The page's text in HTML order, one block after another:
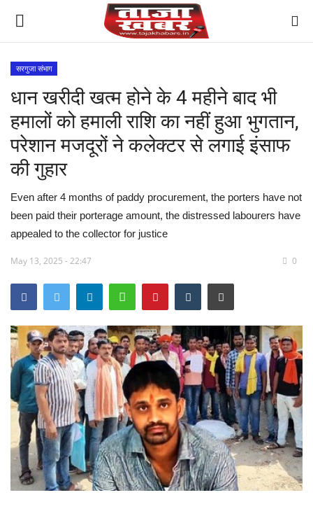
देश
मध्य प्रदेश
विश्व
मुख्य समाचार
विदेश
राष्ट्रीय
खेल
राज्य
व्यापार
संपादकीय
रोजगार
सरगुजा संभाग
धान खरीदी खत्म होने के 4 महीने बाद भी
हमालों को हमाली राशि का नहीं हुआ भुगतान,
परेशान मजदूरों ने कलेक्टर से लगाई इंसाफ
की गुहार
Even after 4 months of paddy procurement, the porters have not
been paid their porterage amount, the distressed labourers have
appealed to the collector for justice
May 13, 2025 - 22:47 0